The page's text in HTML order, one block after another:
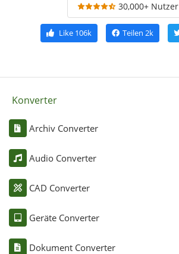
30,000+ Nutzer
Like 106k Teilen 2k
Konverter
Archiv Converter
Audio Converter
CAD Converter
Geräte Converter
Dokument Converter